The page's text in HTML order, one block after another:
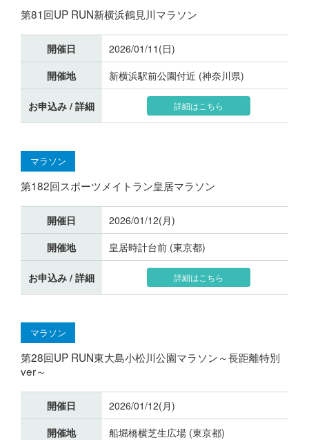
第81回UP RUN新横浜鶴見川マラソン
開催日
2026/01/11(日)
開催地
新横浜駅前公園付近 (神奈川県)
お申込み / 詳細 詳細はこちら
マラソン
第182回スポーツメイトラン皇居マラソン
開催日
2026/01/12(月)
開催地
皇居時計台前 (東京都)
お申込み / 詳細 詳細はこちら
マラソン
第28回UP RUN東大島小松川公園マラソン～長距離特別
ver～
開催日
2026/01/12(月)
開催地
船堀橋横芝生広場 (東京都)